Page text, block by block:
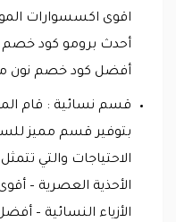
اقوى اكسسوارات
أفضل كود خصم نون مصر
قسم نسائية : قام
بتوفير قسم مميز
الاحتياجات والتي
الأحذية العصرية –
الأزياء النسائية –